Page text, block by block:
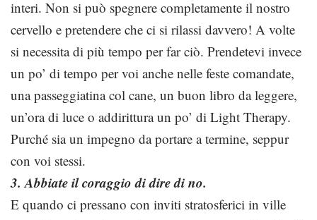
interi. Non si può spegnere completamente il nostro
cervello e pretendere che ci si rilassi davvero! A volte
si necessita di più tempo per far ciò. Prendetevi invece
un po’ di tempo per voi anche nelle feste comandate,
una passeggiatina col cane, un buon libro da leggere,
un’ora di luce o addirittura un po’ di Light Therapy.
Purché sia un impegno da portare a termine, seppur
con voi stessi.
3. Abbiate il coraggio di dire di no.
E quando ci pressano con inviti stratosferici in ville